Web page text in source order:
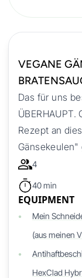
VEGANE
Das für uns
Rezept an
Gänsekeulen"
4
40 min
EQUIPMENT
Mein
(aus meinen
HexClad